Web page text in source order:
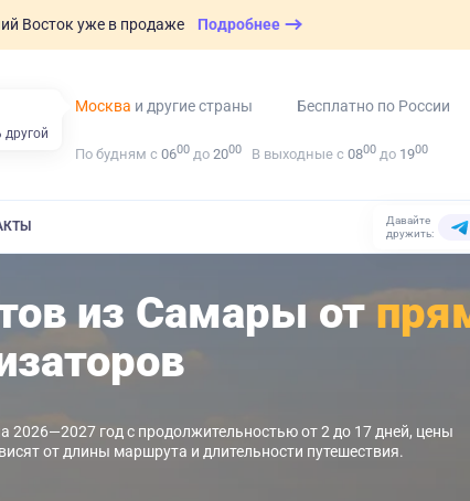
Восток уже в продаже Подробнее
Москва и другие страны Бесплатно по России
По будням с 0600 до 2000 В выходные с 0800 до 1900
Давайте
дружить:
из Самары от
год с продолжительностью от 2 до 17 дней, цены
от длины маршрута и длительности путешествия.
другой